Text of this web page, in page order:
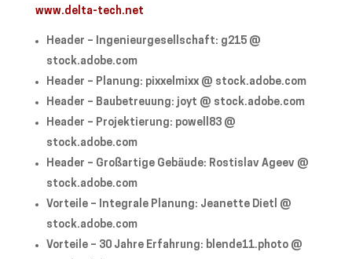
www.delta-tech.net
Header – Ingenieurgesellschaft: g215 @
stock.adobe.com
Header – Planung: pixxelmixx @ stock.adobe.com
Header – Baubetreuung: joyt @ stock.adobe.com
Header – Projektierung: powell83 @
stock.adobe.com
Header – Großartige Gebäude: Rostislav Ageev @
stock.adobe.com
Vorteile – Integrale Planung: Jeanette Dietl @
stock.adobe.com
Vorteile – 30 Jahre Erfahrung: blende11.photo @